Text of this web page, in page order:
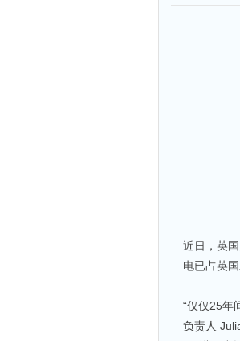
近日，英
电已占英
“仅仅25年
负责人